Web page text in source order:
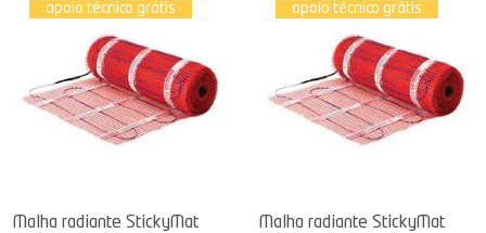
apoio técnico grátis
Malha radiante StickyMat
apoio técnico grátis
Malha radiante StickyMat